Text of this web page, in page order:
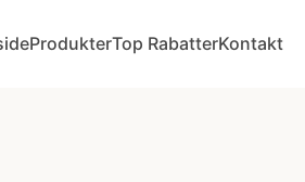
ProdukterTop RabatterKontakt